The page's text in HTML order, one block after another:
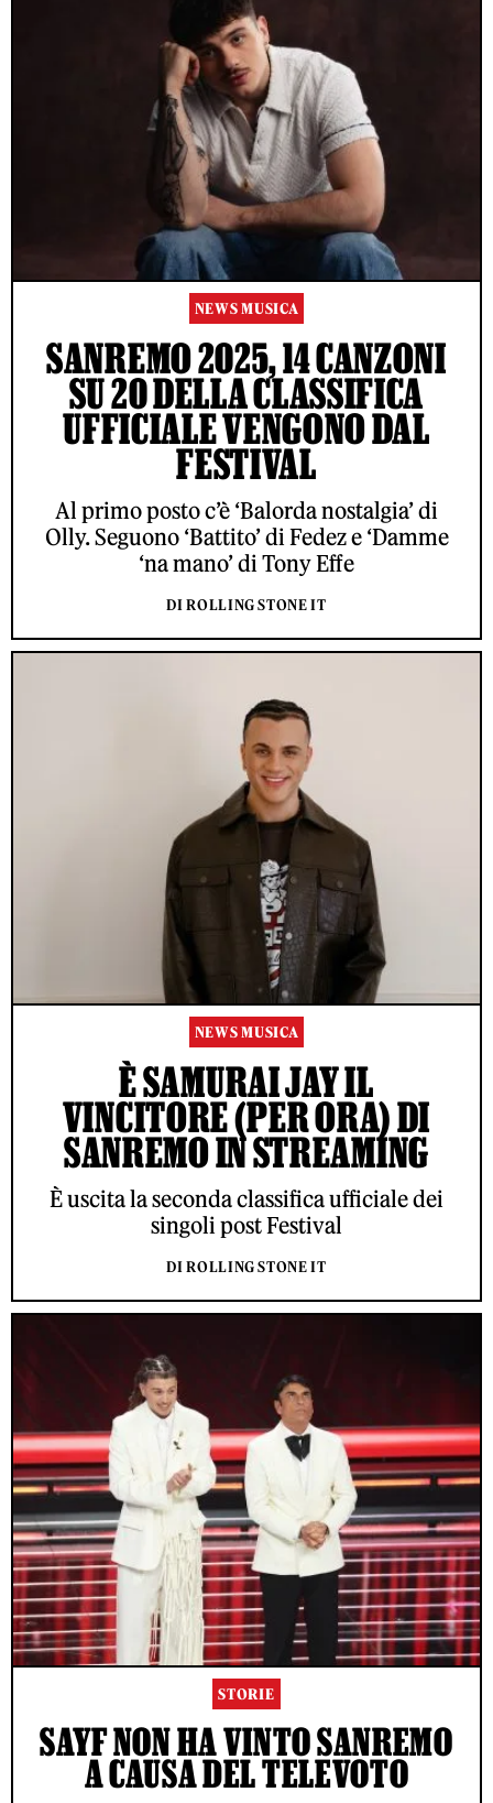
NEWS MUSICA
SANREMO 2025, 14 CANZONI
SU 20 DELLA CLASSIFICA
UFFICIALE VENGONO DAL
FESTIVAL
Al primo posto c’è ‘Balorda nostalgia’ di
Olly. Seguono ‘Battito’ di Fedez e ‘Damme
‘na mano’ di Tony Effe
DI ROLLING STONE IT
NEWS MUSICA
È SAMURAI JAY IL
VINCITORE (PER ORA) DI
SANREMO IN STREAMING
È uscita la seconda classifica ufficiale dei
singoli post Festival
DI ROLLING STONE IT
STORIE
SAYF NON HA VINTO SANREMO
A CAUSA DEL TELEVOTO